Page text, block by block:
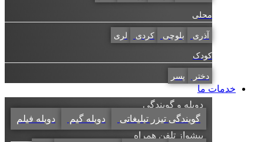
محلی
بلوچی کردی لری
کودک
پسر
خدمات ما
دوبله و گویندگی
گویندگی تیزر تبلیغاتی
دوبله گیم
دوبله فیلم
پیشواز تلفن همراه